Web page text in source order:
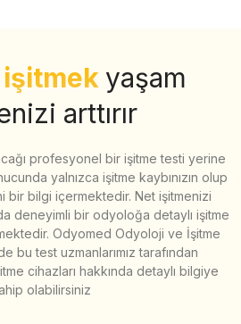
işitmek yaşam
arttırır
profesyonel bir işitme testi yerine
yalnızca işitme kaybınızın olup
bir bilgi içermektedir. Net işitmenizi
deneyimli bir odyoloğa detaylı işitme
Odyomed Odyoloji ve İşitme
bu test uzmanlarımız tarafından
cihazları hakkında detaylı bilgiye
olabilirsiniz